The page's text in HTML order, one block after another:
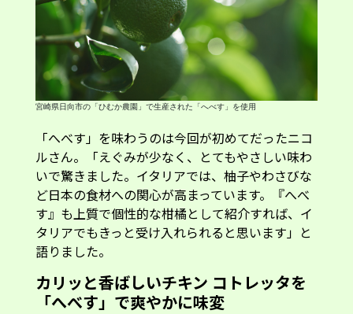
宮崎県日向市の「ひむか農園」で生産された「へべす」を使用
「へべす」を味わうのは今回が初めてだったニコ
ルさん。「えぐみが少なく、とてもやさしい味わ
いで驚きました。イタリアでは、柚子やわさびな
ど日本の食材への関心が高まっています。『へべ
す』も上質で個性的な柑橘として紹介すれば、イ
タリアでもきっと受け入れられると思います」と
語りました。
カリッと香ばしいチキン コトレッタを
「へべす」で爽やかに味変